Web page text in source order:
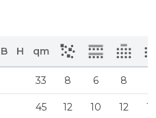
B H qm
33 8 6 8
45 12 10 12